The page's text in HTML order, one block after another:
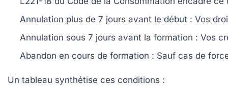
Annulation plus de 7 jours avant le début : Vos
Annulation sous 7 jours avant la formation : Vos
Abandon en cours de formation : Sauf cas de
Un tableau synthétise ces conditions :